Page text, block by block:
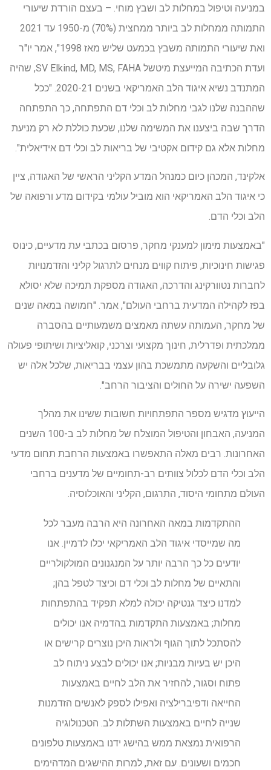
במניעה וטיפול במחלות לב ושבץ מוחי. – בעצם הורדת שיעורי
התמותה ממחלות לב ביותר ממחצית (70%) מ-1950 עד 2021
ואת שיעורי התמותה משבץ בכמעט שליש מאז 1998", אמר יו"ר
ועדת הכתיבה המייעצת מיטשל SV Elkind, MD, MS, FAHA, שהיה
המתנדב נשיא איגוד הלב האמריקאי בשנים 2020-21. "ככל
שההבנה שלנו לגבי מחלות לב וכלי דם התפתחה, כך התפתחה
הדרך שבה ביצענו את המשימה שלנו, שכעת כוללת לא רק מניעת
מחלות אלא גם קידום אקטיבי של בריאות לב וכלי דם אידיאלית".
אלקינד, המכהן כיום כמנהל המדע הקליני הראשי של האגודה, ציין
כי איגוד הלב האמריקאי הוא מוביל עולמי בקידום מדע ורפואה של
הלב וכלי הדם.
"באמצעות מימון למענקי מחקר, פרסום בכתבי עת מדעיים, כינוס
פגישות חינוכיות, פיתוח קווים מנחים לתרגול קליני והזדמנויות
לחברות נטוורקינג והדרכה, האגודה מספקת תמיכה שלא יסולא
בפז לקהילה המדעית ברחבי העולם", אמר. "חמושה במאה שנים
של מחקר, העמותה עשתה מאמצים משמעותיים בהסברה
ממלכתית ופדרלית, חינוך מקצועי וצרכני, קואליציות ושיתופי פעולה
גלובליים והשקעה מתמשכת בהון עצמי בבריאות, שלכל אלה יש
השפעה ישירה על החולים והציבור הרחב".
הייעוץ מדגיש מספר התפתחויות חשובות ששינו את מהלך
המניעה, האבחון והטיפול המוצלח של מחלות לב ב-100 השנים
האחרונות. רבים מאלה התאפשרו באמצעות הרחבת תחום מדעי
הלב וכלי הדם לכלול צוותים רב-תחומיים של מדענים ברחבי
העולם מתחומי היסוד, התרגום, הקליני והאוכלוסיה.
ההתקדמות במאה האחרונה היא הרבה מעבר לכל
מה שמייסדי איגוד הלב האמריקאי יכלו לדמיין. אנו
יודעים כל כך הרבה יותר על המנגנונים המולקולריים
והתאיים של מחלות לב וכלי דם וכיצד לטפל בהן;
למדנו כיצד גנטיקה יכולה למלא תפקיד בהתפתחות
מחלות; באמצעות התקדמות בהדמיה אנו יכולים
להסתכל לתוך הגוף ולראות היכן נוצרים קרישים או
היכן יש בעיות מבניות; אנו יכולים לבצע ניתוח לב
פתוח וסגור, להחזיר את הלב לחיים באמצעות
החייאה ודפיברילציה ואפילו לספק לאנשים הזדמנות
שנייה לחיים באמצעות השתלות לב. הטכנולוגיה
הרפואית נמצאת ממש בהישג ידנו באמצעות טלפונים
חכמים ושעונים. עם זאת, למרות ההישגים המדהימים